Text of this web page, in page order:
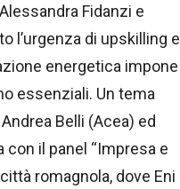
Fidanzi e
l’urgenza di upskilling e
energetica impone
essenziali. Un tema
Belli (Acea) ed
con il panel “Impresa e
romagnola, dove Eni